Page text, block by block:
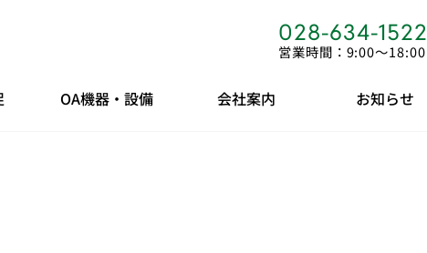
028-634-1522
営業時間：9:00〜18:00
OA機器・設備 会社案内 お知らせ